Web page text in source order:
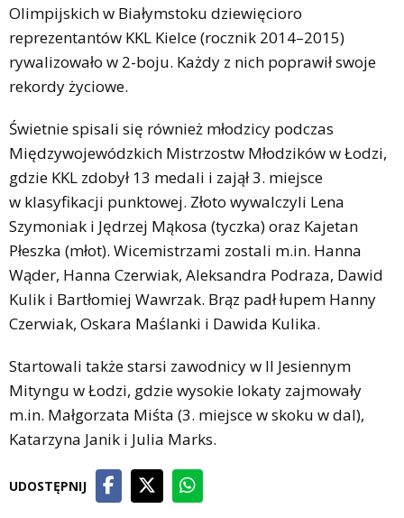
Olimpijskich w Białymstoku dziewięcioro
reprezentantów KKL Kielce (rocznik 2014–2015)
rywalizowało w 2-boju. Każdy z nich poprawił swoje
rekordy życiowe.
Świetnie spisali się również młodzicy podczas
Międzywojewódzkich Mistrzostw Młodzików w Łodzi,
gdzie KKL zdobył 13 medali i zajął 3. miejsce
w klasyfikacji punktowej. Złoto wywalczyli Lena
Szymoniak i Jędrzej Mąkosa (tyczka) oraz Kajetan
Płeszka (młot). Wicemistrzami zostali m.in. Hanna
Wąder, Hanna Czerwiak, Aleksandra Podraza, Dawid
Kulik i Bartłomiej Wawrzak. Brąz padł łupem Hanny
Czerwiak, Oskara Maślanki i Dawida Kulika.
Startowali także starsi zawodnicy w II Jesiennym
Mityngu w Łodzi, gdzie wysokie lokaty zajmowały
m.in. Małgorzata Miśta (3. miejsce w skoku w dal),
Katarzyna Janik i Julia Marks.
UDOSTĘPNIJ